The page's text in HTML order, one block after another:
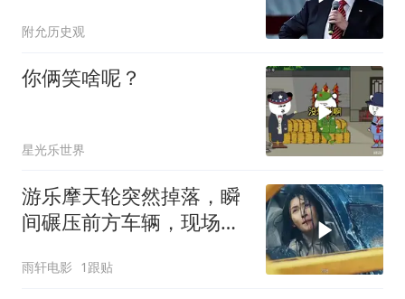
附允历史观
你俩笑啥呢？
星光乐世界
游乐摩天轮突然掉落，瞬
间碾压前方车辆，现场状
雨轩电影 1跟贴